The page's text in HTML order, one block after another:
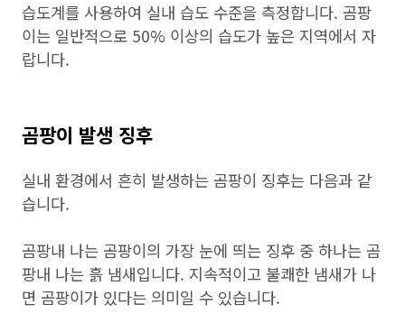
습도계를 사용하여 실내 습도 수준을 측정합니다. 곰팡
이는 일반적으로 50% 이상의 습도가 높은 지역에서 자
랍니다.
곰팡이 발생 징후
실내 환경에서 흔히 발생하는 곰팡이 징후는 다음과 같
습니다.
곰팡내 나는 곰팡이의 가장 눈에 띄는 징후 중 하나는 곰
팡내 나는 흙 냄새입니다. 지속적이고 불쾌한 냄새가 나
면 곰팡이가 있다는 의미일 수 있습니다.